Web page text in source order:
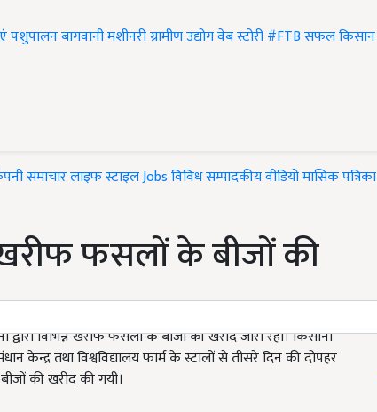
पशुपालनबागवानीमशीनरीग्रामीण उद्योगवेब स्टोरी#FTBसफल किसान
समाचारलाइफ स्टाइलJobsविविधसम्पादकीयवीडियोमासिक पत्रिका
फसलों के बीजों की
विभिन्न खरीफ फसलों के बीजों की खरीद जारी रही। किसानों
केन्द्र तथा विश्वविद्यालय फार्म के स्टालों से तीसरे दिन की दोपहर
की खरीद की गयी।